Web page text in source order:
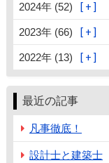
2024年 (52)
2023年 (66)
2022年 (13)
最近の記事
凡事徹底！
設計士と建築士